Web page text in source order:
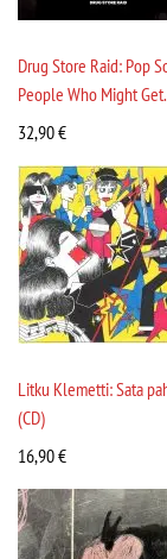
Drug Store Raid: Pop
People Who Might
32,90€
Litku Klemetti: Sata
(CD)
16,90€